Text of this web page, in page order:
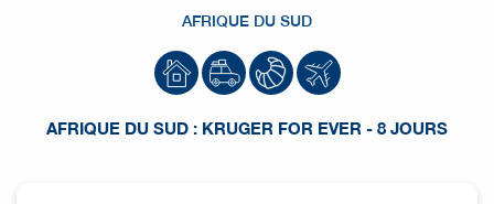
AFRIQUE DU SUD
AFRIQUE DU SUD : KRUGER FOR EVER - 8 JOURS